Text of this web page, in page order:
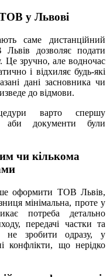
у Львові
саме дистанційний
дозволяє подати
Це зручно, але водночас
і відхиляє будь-які
дані засновника чи
до відмови.
варто спершу
аби документи були
чи кількома
оформити ТОВ Львів,
мінімальна, проте у
потреба детально
передачі частки та
не зробити одразу, у
конфлікти, що нерідко